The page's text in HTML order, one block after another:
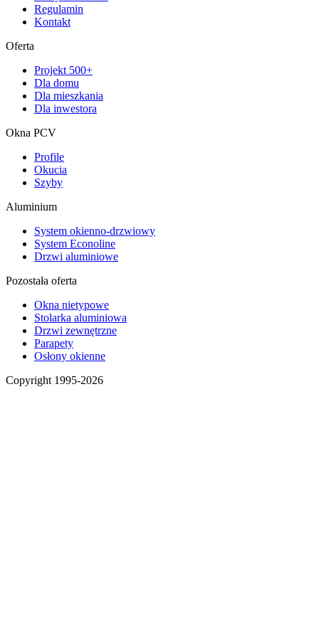
Regulamin
Kontakt
Oferta
Projekt 500+
Dla domu
Dla mieszkania
Dla inwestora
Okna PCV
Profile
Okucia
Szyby
Aluminium
System okienno-drzwiowy
System Econoline
Drzwi aluminiowe
Pozostała oferta
Okna nietypowe
Stolarka aluminiowa
Drzwi zewnętrzne
Parapety
Osłony okienne
Copyright 1995-2026